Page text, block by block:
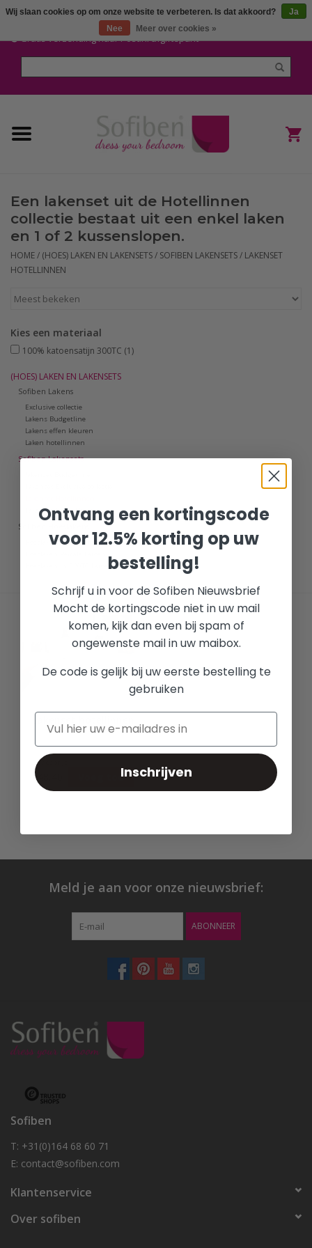
Gratis verzending naar Post.nl afgiftepunt
Mijn account / Registreren
Dekbedovertrekken
(Hoes) Laken en Lakensets
Een lakenset uit de Hotellinnen
collectie bestaat uit een enkel laken
en 1 of 2 kussenslopen.
HOME/ (HOES) LAKEN EN LAKENSETS/ SOFIBEN LAKENSETS/ LAKENSET
HOTELLINNEN
Kies een materiaal
100% katoensatijn 300TC (1)
(HOES) LAKEN EN LAKENSETS
Sofiben Lakens
Exclusive collectie
Lakens Budgetline
Lakens effen kleuren
Laken hotellinnen
Sofiben Lakensets
Lakenset Effen kleuren
Sofiben Hoeslakens
Hoeslakens in 300 TC katoensatijn
Hoeslaken in 220TC katoensatijn
Adviesprijs:
€48,40 Voeg toe
Meld je aan voor onze nieuwsbrief:
ABONNEER
Sofiben
T: +31(0)164 68 60 71
E: contact@sofiben.com
Klantenservice
Over sofiben
Wij slaan cookies op om onze website te verbeteren. Is dat akkoord?
Ja
Nee
Meer over cookies »
Ontvang een kortingscode
voor 12.5% korting op uw
bestelling!
Schrijf u in voor de Sofiben Nieuwsbrief
Mocht de kortingscode niet in uw mail
komen, kijk dan even bij spam of
ongewenste mail in uw maibox.
De code is gelijk bij uw eerste bestelling te
gebruiken
Inschrijven